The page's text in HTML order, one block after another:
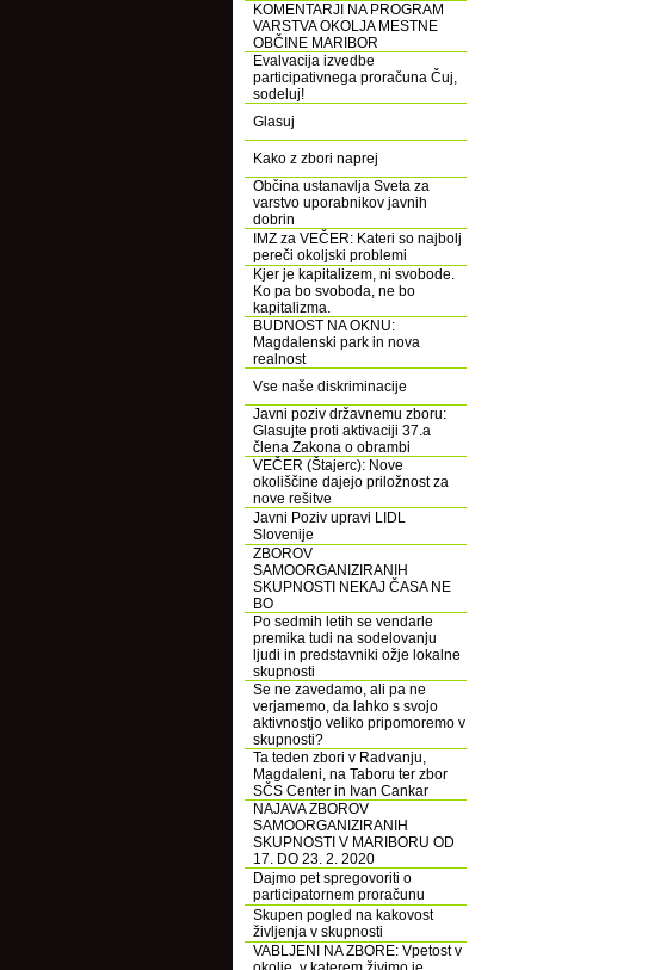
KOMENTARJI NA PROGRAM
VARSTVA OKOLJA MESTNE
OBČINE MARIBOR
Evalvacija izvedbe
participativnega proračuna Čuj,
sodeluj!
Glasuj
Kako z zbori naprej
Občina ustanavlja Sveta za
varstvo uporabnikov javnih
dobrin
IMZ za VEČER: Kateri so najbolj
pereči okoljski problemi
Kjer je kapitalizem, ni svobode.
Ko pa bo svoboda, ne bo
kapitalizma.
BUDNOST NA OKNU:
Magdalenski park in nova
realnost
Vse naše diskriminacije
Javni poziv državnemu zboru:
Glasujte proti aktivaciji 37.a
člena Zakona o obrambi
VEČER (Štajerc): Nove
okoliščine dajejo priložnost za
nove rešitve
Javni Poziv upravi LIDL
Slovenije
ZBOROV
SAMOORGANIZIRANIH
SKUPNOSTI NEKAJ ČASA NE
BO
Po sedmih letih se vendarle
premika tudi na sodelovanju
ljudi in predstavniki ožje lokalne
skupnosti
Se ne zavedamo, ali pa ne
verjamemo, da lahko s svojo
aktivnostjo veliko pripomoremo v
skupnosti?
Ta teden zbori v Radvanju,
Magdaleni, na Taboru ter zbor
SČS Center in Ivan Cankar
NAJAVA ZBOROV
SAMOORGANIZIRANIH
SKUPNOSTI V MARIBORU OD
17. DO 23. 2. 2020
Dajmo pet spregovoriti o
participatornem proračunu
Skupen pogled na kakovost
življenja v skupnosti
VABLJENI NA ZBORE: Vpetost v